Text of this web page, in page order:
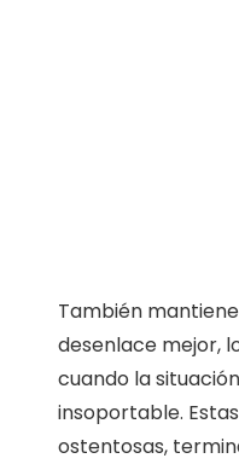
También
desenlace mejor,
cuando la
insoportable.
ostentosas,